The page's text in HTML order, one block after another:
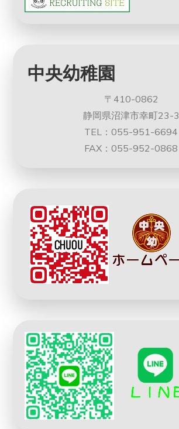
中央幼稚園
〒410-0862
静岡県沼津市幸町23-3
TEL：055-951-6694
FAX：055-952-0868